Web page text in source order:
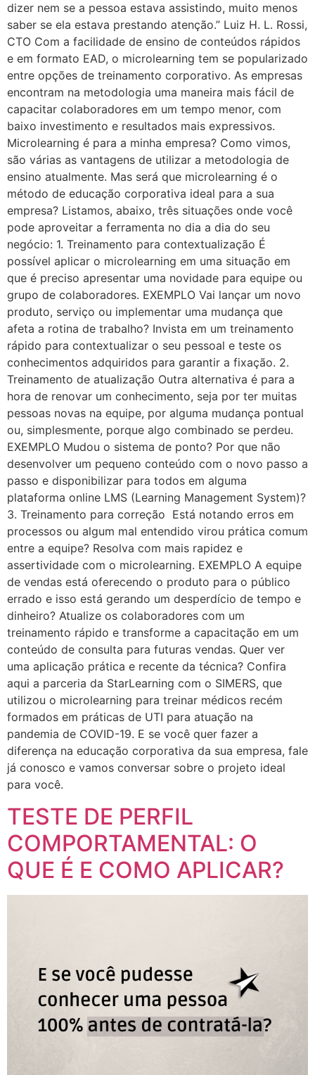
dizer nem se a pessoa estava assistindo, muito menos
saber se ela estava prestando atenção.” Luiz H. L. Rossi,
CTO Com a facilidade de ensino de conteúdos rápidos
e em formato EAD, o microlearning tem se popularizado
entre opções de treinamento corporativo. As empresas
encontram na metodologia uma maneira mais fácil de
capacitar colaboradores em um tempo menor, com
baixo investimento e resultados mais expressivos.
Microlearning é para a minha empresa? Como vimos,
são várias as vantagens de utilizar a metodologia de
ensino atualmente. Mas será que microlearning é o
método de educação corporativa ideal para a sua
empresa? Listamos, abaixo, três situações onde você
pode aproveitar a ferramenta no dia a dia do seu
negócio: 1. Treinamento para contextualização É
possível aplicar o microlearning em uma situação em
que é preciso apresentar uma novidade para equipe ou
grupo de colaboradores. EXEMPLO Vai lançar um novo
produto, serviço ou implementar uma mudança que
afeta a rotina de trabalho? Invista em um treinamento
rápido para contextualizar o seu pessoal e teste os
conhecimentos adquiridos para garantir a fixação. 2.
Treinamento de atualização Outra alternativa é para a
hora de renovar um conhecimento, seja por ter muitas
pessoas novas na equipe, por alguma mudança pontual
ou, simplesmente, porque algo combinado se perdeu.
EXEMPLO Mudou o sistema de ponto? Por que não
desenvolver um pequeno conteúdo com o novo passo a
passo e disponibilizar para todos em alguma
plataforma online LMS (Learning Management System)?
3. Treinamento para correção Está notando erros em
processos ou algum mal entendido virou prática comum
entre a equipe? Resolva com mais rapidez e
assertividade com o microlearning. EXEMPLO A equipe
de vendas está oferecendo o produto para o público
errado e isso está gerando um desperdício de tempo e
dinheiro? Atualize os colaboradores com um
treinamento rápido e transforme a capacitação em um
conteúdo de consulta para futuras vendas. Quer ver
uma aplicação prática e recente da técnica? Confira
aqui a parceria da StarLearning com o SIMERS, que
utilizou o microlearning para treinar médicos recém
formados em práticas de UTI para atuação na
pandemia de COVID-19. E se você quer fazer a
diferença na educação corporativa da sua empresa, fale
já conosco e vamos conversar sobre o projeto ideal
para você.
TESTE DE PERFIL
COMPORTAMENTAL: O
QUE É E COMO APLICAR?